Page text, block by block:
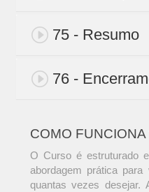
75 - Resumo
76 -
COMO FUNCIONA
O Curso é estruturado
abordagem prática
quantas vezes